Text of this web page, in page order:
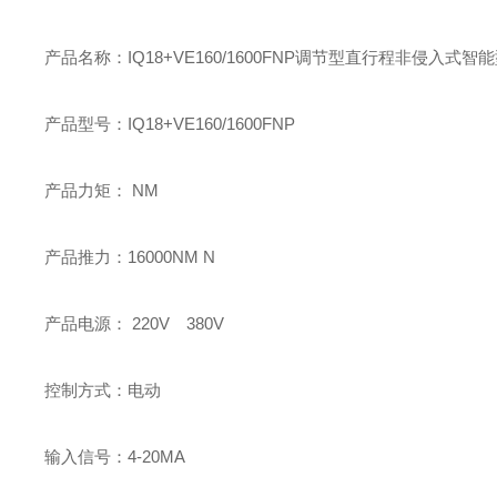
产品名称：IQ18+VE160/1600FNP调节型直行程非侵入式智
产品型号：IQ18+VE160/1600FNP
产品力矩： NM
产品推力：16000NM N
产品电源： 220V 380V
控制方式：电动
输入信号：4-20MA